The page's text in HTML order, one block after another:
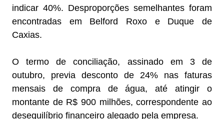
indicar 40%. Desproporções semelhantes foram
encontradas em Belford Roxo e Duque de
Caxias.
O termo de conciliação, assinado em 3 de
outubro, previa desconto de 24% nas faturas
mensais de compra de água, até atingir o
montante de R$ 900 milhões, correspondente ao
desequilíbrio financeiro alegado pela empresa.